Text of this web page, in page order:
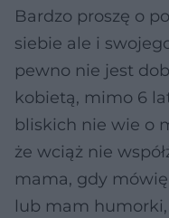
Bardzo proszę o
siebie ale i
pewno nie jest
kobietą, mimo 6
bliskich nie wie o
że wciąż nie
mama, gdy
lub mam humorki,